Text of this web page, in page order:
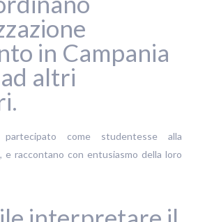
in Campania
altri
partecipato come studentesse alla
e raccontano con entusiasmo della loro